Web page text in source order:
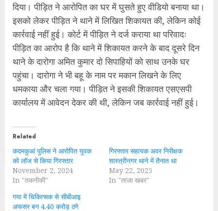
दिया। पीड़ित ने आरोपित का घर में घुसते हुए वीडियो बनाया था।
इसको लेकर पीड़ित ने थाने में लिखित शिकायत की, लेकिन कोई
कार्रवाई नहीं हुई। कोर्ट में पीड़ित ने दर्ज कराया था परिवादः
पीड़ित का आरोप है कि थाने में शिकायत करने के बाद दूसरे दिन
थाने के दारोगा अमित कुमार दो सिपाहियों को साथ उनके घर
पहुंचा। दारोगा ने भी बहू के नाम पर मकान लिखने के लिए
धमकाया और चला गया। पीड़ित ने इसकी शिकायत एसएसपी
कार्यालय में आवेदन देकर की थी, लेकिन जब कार्रवाई नहीं हुई।
Related
कदमकुआं पुलिस ने आरोपित युवक
को लॉज से किया गिरफ्तार
November 2, 2024
In "तकनीकी"
गिरफ्तार सहायक अवर निरीक्षक
शास्त्रीनगर थाने में तैनात था
May 22, 2025
In "ताजा खबर"
गया में चिकित्सक से सीबीआइ
अफसर बन 4.40 करोड़ ठगे